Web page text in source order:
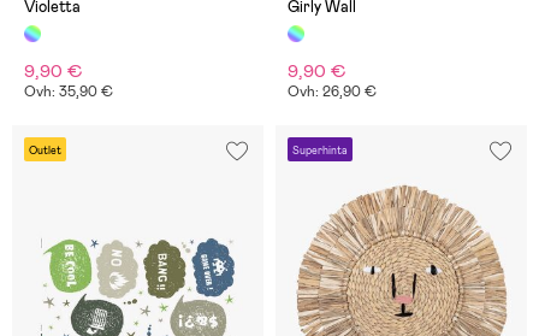
Violetta
9,90 €
Ovh: 35,90 €
Girly Wall
9,90 €
Ovh: 26,90 €
Outlet Superhinta